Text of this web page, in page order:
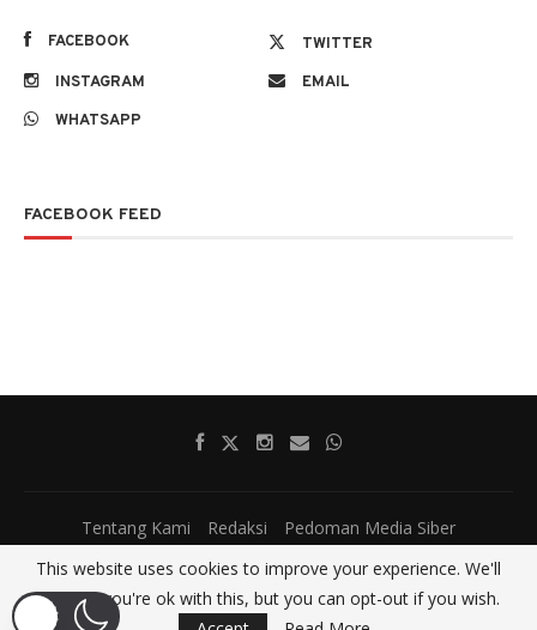
FACEBOOK
TWITTER
INSTAGRAM
EMAIL
WHATSAPP
FACEBOOK FEED
Tentang Kami Redaksi Pedoman Media Siber
@2017 - All Right Reserved.SatumenitNews
BACK TO TOP
This website uses cookies to improve your experience. We'll
assume you're ok with this, but you can opt-out if you wish.